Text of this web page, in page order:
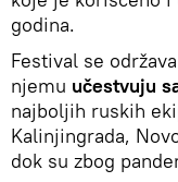
godina.
Festival se
njemu učestvuju
najboljih ruskih
Kalinjingrada,
dok su zbog